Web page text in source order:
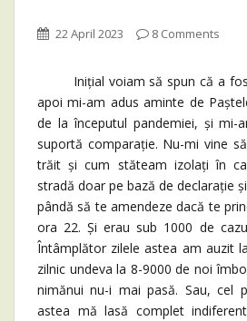
22 April 2023 8 Comments
Inițial voiam să spun că a
apoi mi-am adus aminte de
de la începutul pandemiei, și mi-
suportă comparație. Nu-mi vine
trăit și cum stăteam izolați în
stradă doar pe bază de declarație
pândă să te amendeze dacă te
ora 22. Și erau sub 1000 de
Întâmplător zilele astea am auzit
zilnic undeva la 8-9000 de noi
nimănui nu-i mai pasă. Sau, cel
astea mă lasă complet